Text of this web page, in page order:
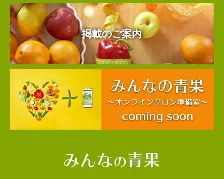
掲載のご案内